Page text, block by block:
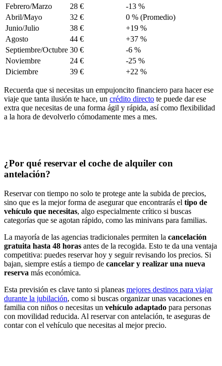
Febrero/Marzo
28 €
-13 %
Abril/Mayo
32 €
0 % (Promedio)
Junio/Julio
38 €
+19 %
Agosto
44 €
+37 %
Septiembre/Octubre 30 €
-6 %
Noviembre
24 €
-25 %
Diciembre
39 € +22 %
Recuerda que si necesitas un empujoncito financiero para hacer ese
viaje que tanta ilusión te hace, un crédito directo te puede dar ese
extra que necesitas de una forma ágil y rápida, así como flexibilidad
a la hora de devolverlo cómodamente mes a mes.
¿Por qué reservar el coche de alquiler con
antelación?
Reservar con tiempo no solo te protege ante la subida de precios,
sino que es la mejor forma de asegurar que encontrarás el tipo de
vehículo que necesitas, algo especialmente crítico si buscas
categorías que se agotan rápido, como las minivans para familias.
La mayoría de las agencias tradicionales permiten la cancelación
gratuita hasta 48 horas antes de la recogida. Esto te da una ventaja
competitiva: puedes reservar hoy y seguir revisando los precios. Si
bajan, siempre estás a tiempo de cancelar y realizar una nueva
reserva más económica.
Esta previsión es clave tanto si planeas mejores destinos para viajar
durante la jubilación, como si buscas organizar unas vacaciones en
familia con niños o necesitas un vehículo adaptado para personas
con movilidad reducida. Al reservar con antelación, te aseguras de
contar con el vehículo que necesitas al mejor precio.